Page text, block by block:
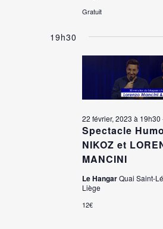
Gratuit
19h30
Spectacle
NIKOZ et
MANCINI
22 février, 2023 à 19h30
Le HangarQuai Saint-
Liège
12€